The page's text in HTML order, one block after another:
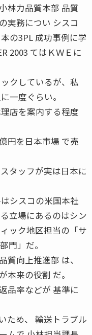
林力品質本部 品質
実務につい シスコ
の3PL 成功事例に学
2003 てはＫＷＥに
クしているが、私
一度ぐらい。
店を案内する程度
円を日本市場 で売
タッフが実は日本に
シスコの米国本社
立場にあるのはシン
ック地区担当の「サ
門」だ。
向上推進部 は、
本来の役割 だ。
品率などが 基準に
ため、 輸送トラブル